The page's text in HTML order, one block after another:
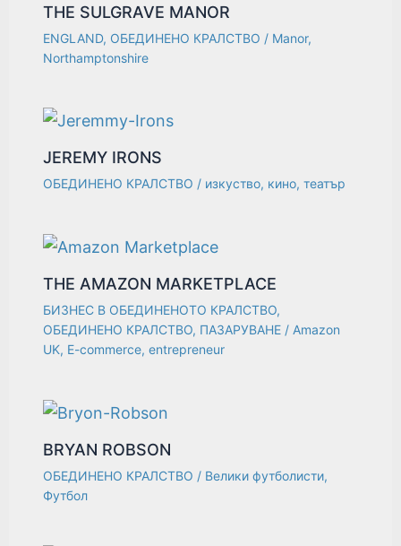
THE SULGRAVE MANOR
ENGLAND, ОБЕДИНЕНО КРАЛСТВО / Manor,
Northamptonshire
JEREMY IRONS
ОБЕДИНЕНО КРАЛСТВО / изкуство, кино,театър
THE AMAZON MARKETPLACE
БИЗНЕС В ОБЕДИНЕНОТО КРАЛСТВО,
ОБЕДИНЕНО КРАЛСТВО, ПАЗАРУВАНЕ / Amazon
UK, E-commerce,entrepreneur
BRYAN ROBSON
ОБЕДИНЕНО КРАЛСТВО / Велики футболисти,
Футбол